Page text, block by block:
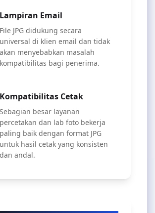
Lampiran Email
File JPG didukung secara
universal di klien email dan tidak
akan menyebabkan masalah
kompatibilitas bagi penerima.
Kompatibilitas Cetak
Sebagian besar layanan
percetakan dan lab foto bekerja
paling baik dengan format JPG
untuk hasil cetak yang konsisten
dan andal.